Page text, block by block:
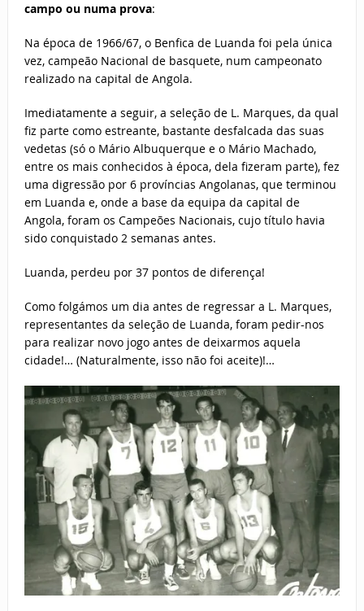
campo ou numa prova:
Na época de 1966/67, o Benfica de Luanda foi pela única
vez, campeão Nacional de basquete, num campeonato
realizado na capital de Angola.
Imediatamente a seguir, a seleção de L. Marques, da qual
fiz parte como estreante, bastante desfalcada das suas
vedetas (só o Mário Albuquerque e o Mário Machado,
entre os mais conhecidos à época, dela fizeram parte), fez
uma digressão por 6 províncias Angolanas, que terminou
em Luanda e, onde a base da equipa da capital de
Angola, foram os Campeões Nacionais, cujo título havia
sido conquistado 2 semanas antes.
Luanda, perdeu por 37 pontos de diferença!
Como folgámos um dia antes de regressar a L. Marques,
representantes da seleção de Luanda, foram pedir-nos
para realizar novo jogo antes de deixarmos aquela
cidade!… (Naturalmente, isso não foi aceite)!…